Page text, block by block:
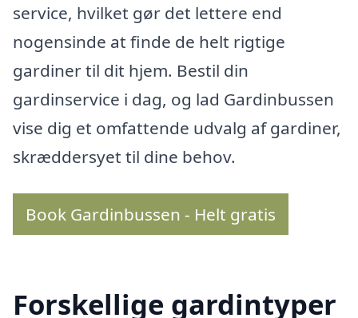
service, hvilket gør det lettere end
nogensinde at finde de helt rigtige
gardiner til dit hjem. Bestil din
gardinservice i dag, og lad Gardinbussen
vise dig et omfattende udvalg af gardiner,
skræddersyet til dine behov.
Book Gardinbussen - Helt gratis
Forskellige gardintyper